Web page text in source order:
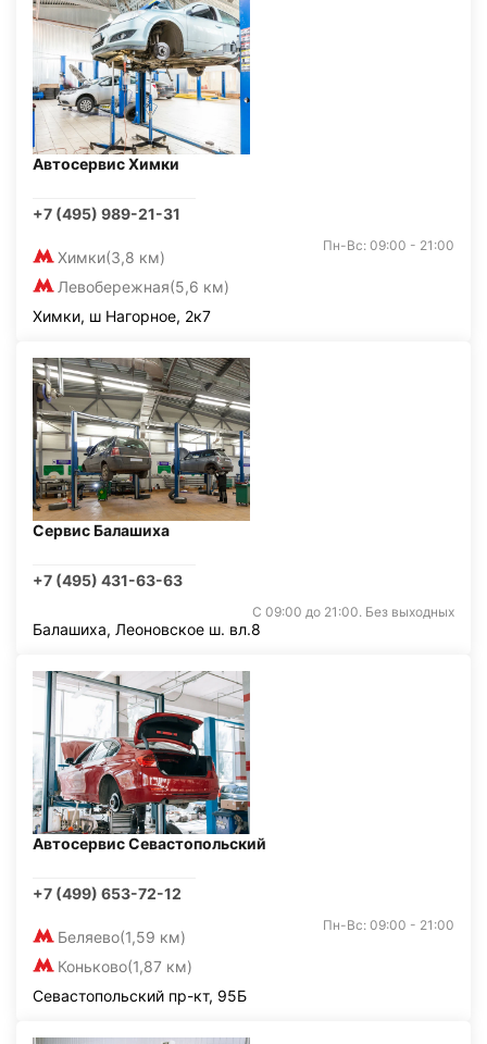
Автосервис Химки
+7 (495) 989-21-31
Химки(3,8 км)
Левобережная(5,6 км)
Пн-Вс: 09:00 - 21:00
Химки, ш Нагорное, 2к7
Сервис Балашиха
+7 (495) 431-63-63
С 09:00 до 21:00. Без выходных
Балашиха, Леоновское ш. вл.8
Автосервис Севастопольский
+7 (499) 653-72-12
Беляево(1,59 км)
Коньково(1,87 км)
Пн-Вс: 09:00 - 21:00
Севастопольский пр-кт, 95Б